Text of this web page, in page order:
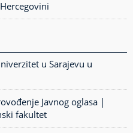
u Sarajevu u
Javnog oglasa |
fakultet